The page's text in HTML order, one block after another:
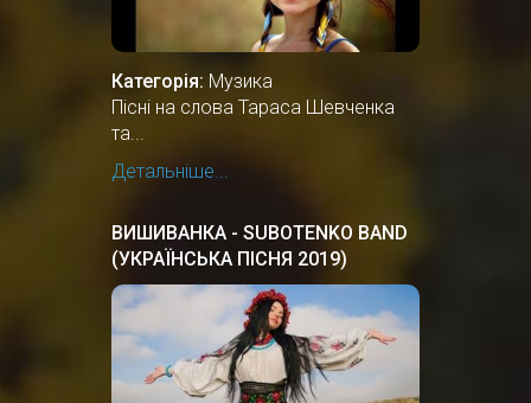
Категорія: Музика
Пісні на слова Тараса Шевченка
та...
Детальніше...
ВИШИВАНКА - SUBOTENKO BAND
(УКРАЇНСЬКА ПІСНЯ 2019)